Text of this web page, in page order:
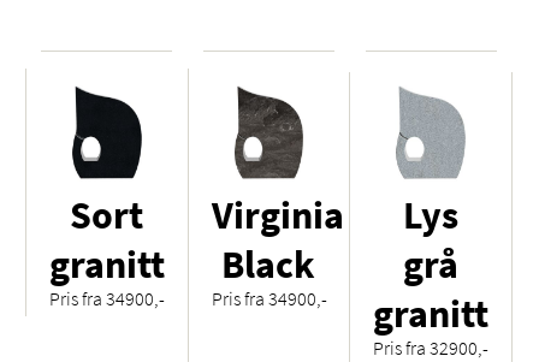
Sort
granitt
Pris fra 34900,-
Virginia
Black
Pris fra 34900,-
Lys
grå
granitt
Pris fra 32900,-